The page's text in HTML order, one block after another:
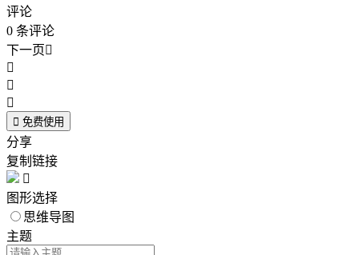
评论
0 条评论
下一页



 免费使用
分享
复制链接

图形选择
思维导图
主题